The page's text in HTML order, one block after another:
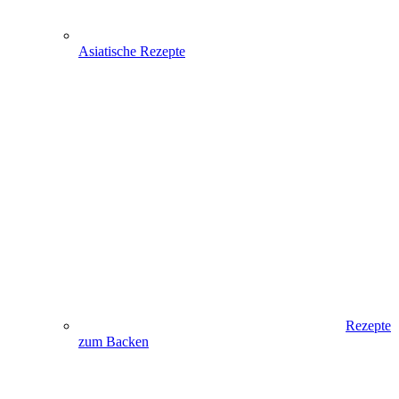
Asiatische Rezepte
Rezepte
zum Backen